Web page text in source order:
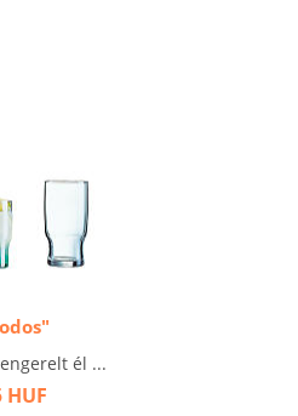
él ...